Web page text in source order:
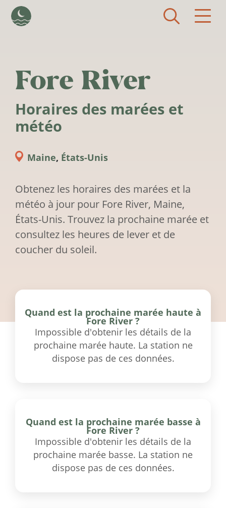
Fore River
Horaires des marées et
météo
Maine, États-Unis
Obtenez les horaires des marées et la
météo à jour pour Fore River, Maine,
États-Unis. Trouvez la prochaine marée et
consultez les heures de lever et de
coucher du soleil.
Quand est la prochaine marée haute à
Fore River ?
Impossible d'obtenir les détails de la
prochaine marée haute. La station ne
dispose pas de ces données.
Quand est la prochaine marée basse à
Fore River ?
Impossible d'obtenir les détails de la
prochaine marée basse. La station ne
dispose pas de ces données.